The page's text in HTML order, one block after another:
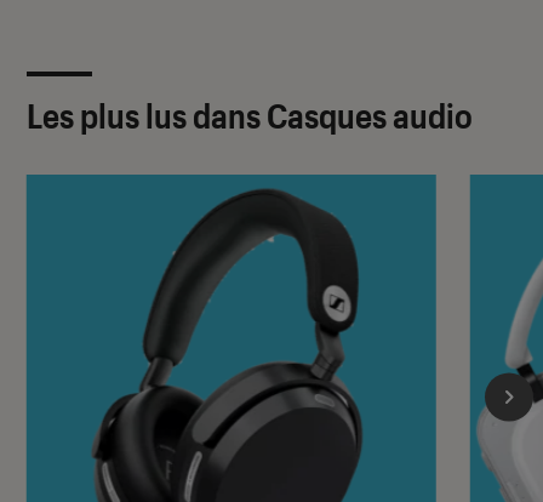
Les plus lus dans Casques audio